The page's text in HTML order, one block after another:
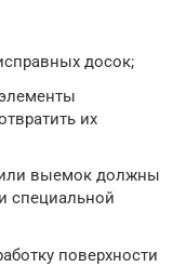
досок;
их
выемок должны
специальной
поверхности